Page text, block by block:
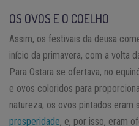
OS OVOS E O COELHO
Assim, os festivais da deusa
início da primavera, com a volta
Para Ostara se ofertava, no
e ovos coloridos para
natureza; os ovos pintados
prosperidade, e, por isso, eram